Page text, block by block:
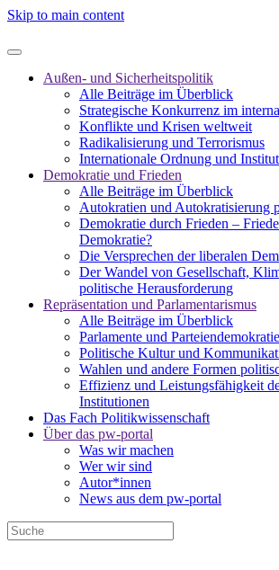
Skip to main content
Außen- und Sicherheitspolitik
Alle Beiträge im Überblick
Strategische Konkurrenz im
Konflikte und Krisen weltweit
Radikalisierung und Terrorismus
Internationale Ordnung und
Demokratie und Frieden
Alle Beiträge im Überblick
Autokratien und Autokratisierung
Demokratie durch Frieden –
Demokratie?
Die Versprechen der liberalen
Der Wandel von Gesellschaft,
politische Herausforderung
Repräsentation und Parlamentarismus
Alle Beiträge im Überblick
Parlamente und
Politische Kultur und
Wahlen und andere Formen
Effizienz und Leistungsfähigkeit
Institutionen
Das Fach Politikwissenschaft
Über das pw-portal
Was wir machen
Wer wir sind
Autor*innen
News aus dem pw-portal